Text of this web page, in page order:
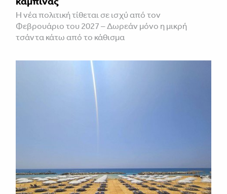
Η νέα πολιτική τίθεται σε ισχύ από τον
Φεβρουάριο του 2027 – Δωρεάν μόνο η μικρή
τσάντα κάτω από το κάθισμα